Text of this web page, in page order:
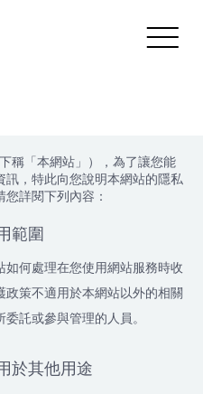
稱「本網站」），為了讓您能
，特此向您說明本網站的隱私
詳閱下列內容：
範圍
如何處理在您使用網站服務時收
策不適用於本網站以外的相關
託或參與管理的人員。
於其他用途